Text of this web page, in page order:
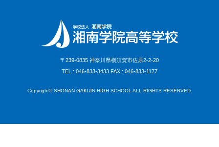
〒239-0835 神奈川県横須賀市佐原2-2-20
TEL : 046-833-3433 FAX : 046-833-1177
Copyright© SHONAN GAKUIN HIGH SCHOOL ALL RIGHTS RESERVED.